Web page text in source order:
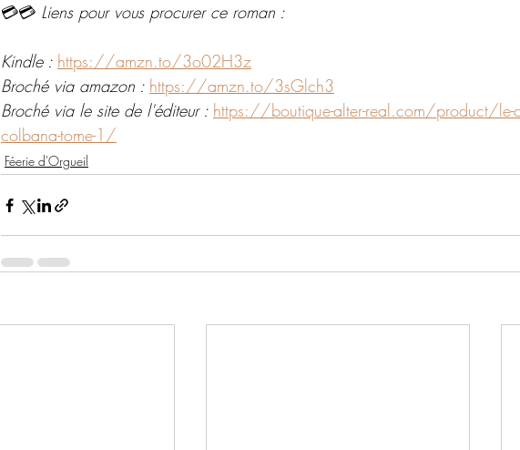
💳💳 Liens pour vous procurer ce roman :
Kindle : https://amzn.to/3o02H3z
Broché via amazon : https://amzn.to/3sGlch3
Broché via le site de l'éditeur : https://boutique-alter-real.com/product/le-
colbana-tome-1/
Féerie d'Orgueil